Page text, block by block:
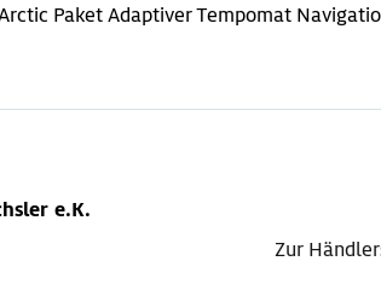
Paket Adaptiver Tempomat
e.K.
Zur